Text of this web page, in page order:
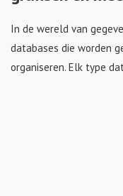
In de wereld van
databases die worden
organiseren. Elk type